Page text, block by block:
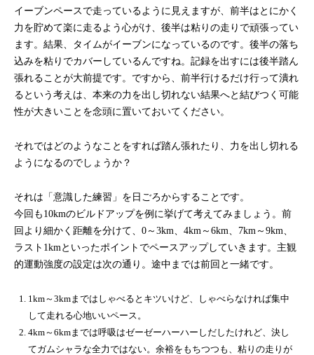
イーブンペースで走っているように見えますが、前半はとにかく
力を貯めて楽に走るよう心がけ、後半は粘りの走りで頑張ってい
ます。結果、タイムがイーブンになっているのです。後半の落ち
込みを粘りでカバーしているんですね。記録を出すには後半踏ん
張れることが大前提です。ですから、前半行けるだけ行って潰れ
るという考えは、本来の力を出し切れない結果へと結びつく可能
性が大きいことを念頭に置いておいてください。
それではどのようなことをすれば踏ん張れたり、力を出し切れる
ようになるのでしょうか？
それは「意識した練習」を日ごろからすることです。
今回も10kmのビルドアップを例に挙げて考えてみましょう。前
回より細かく距離を分けて、0～3km、4km～6km、7km～9km、
ラスト1kmといったポイントでペースアップしていきます。主観
的運動強度の設定は次の通り。途中までは前回と一緒です。
1km～3kmまでは しゃべるとキツいけど、しゃべらなければ集中
して走れる心地いいペース。
4km～6kmまでは呼吸はゼーゼーハーハーしだしたけれど、決し
てガムシャラな全力ではない。余裕をもちつつも、粘りの走りが